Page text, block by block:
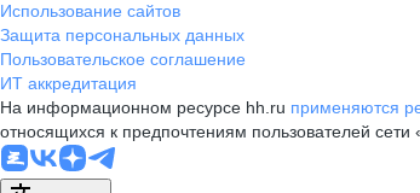
Использование сайтов
Защита персональных данных
Пользовательское соглашение
ИТ аккредитация
На информационном ресурсе hh.ru применяются
относящихся к предпочтениям пользователей